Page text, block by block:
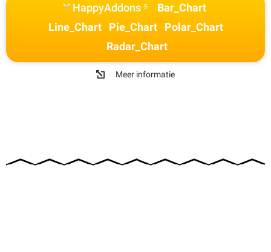
HappyAddons ⁵
Bar_Chart
Line_Chart
Pie_Chart
Polar_Chart
Radar_Chart
Meer informatie